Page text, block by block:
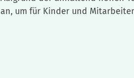
an, um für Kinder und